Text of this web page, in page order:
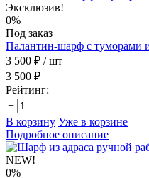
Эксклюзив!
0%
Под заказ
Палантин-шарф с туморами
3 500 ₽ / шт
3 500 ₽
Рейтинг:
−
В корзину Уже в корзине
Подробное описание
NEW!
0%